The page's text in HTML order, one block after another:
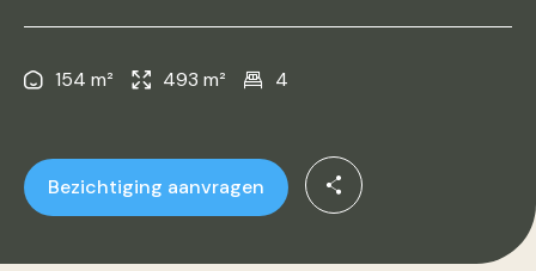
154 m² 493 m² 4
Bezichtiging aanvragen